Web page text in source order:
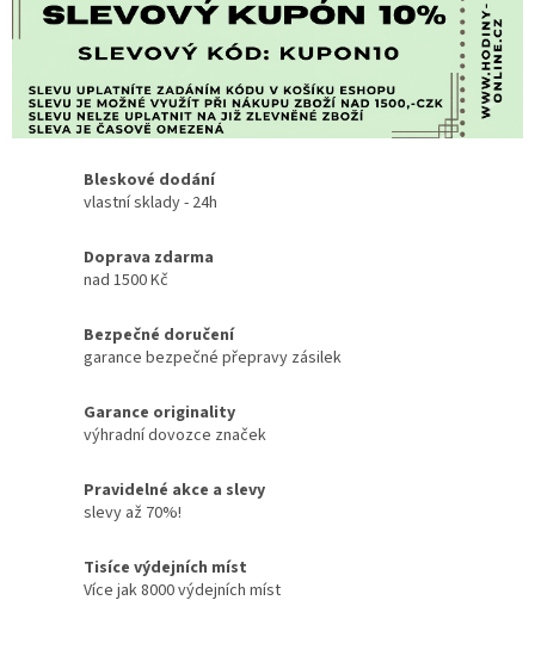
Bleskové dodání
vlastní sklady - 24h
Doprava zdarma
nad 1500 Kč
Bezpečné doručení
garance bezpečné přepravy zásilek
Garance originality
výhradní dovozce značek
Pravidelné akce a slevy
slevy až 70%!
Tisíce výdejních míst
Více jak 8000 výdejních míst